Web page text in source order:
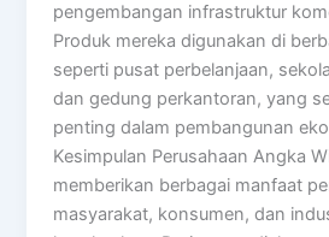
pengembangan infrastruktur
Produk mereka digunakan di
seperti pusat perbelanjaan,
dan gedung perkantoran, yang
penting dalam pembangunan
Kesimpulan Perusahaan Angka
memberikan berbagai manfaat
masyarakat, konsumen, dan